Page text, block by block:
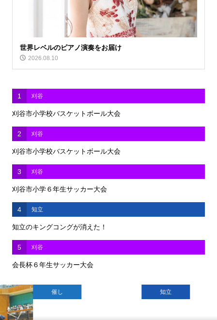
世界レベルのピアノ演奏をお届け
2026.08.10
1 刈谷
刈谷市小学校バスケットボール大会
2 刈谷
刈谷市小学校バスケットボール大会
3 刈谷
刈谷市小学６年生サッカー大会
4 知立
知立のキングコングが消えた！
5 刈谷
会長杯６年生サッカー大会
催し